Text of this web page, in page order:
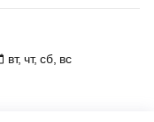
вт, чт, сб, вс